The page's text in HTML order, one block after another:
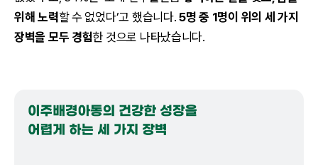
위해 노력할 수 없었다’고 했습니다.5명 중 1명이 위의 세 가지
장벽을 모두 경험한 것으로 나타났습니다.